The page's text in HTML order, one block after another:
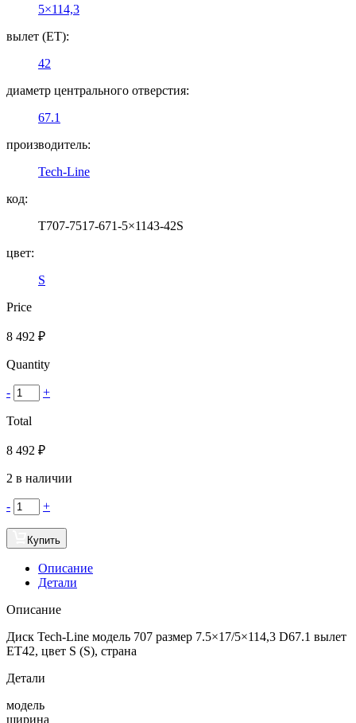
5×114,3
вылет (ET):
42
диаметр центрального отверстия:
67.1
производитель:
Tech-Line
код:
T707-7517-671-5×1143-42S
цвет:
S
Price
8 492 ₽
Quantity
- +
Total
8 492 ₽
2 в наличии
- +
Купить
Описание
Детали
Описание
Диск Tech-Line модель 707 размер 7.5×17/5×114,3 D67.1 вылет
ET42, цвет S (S), страна
Детали
модель
ширина